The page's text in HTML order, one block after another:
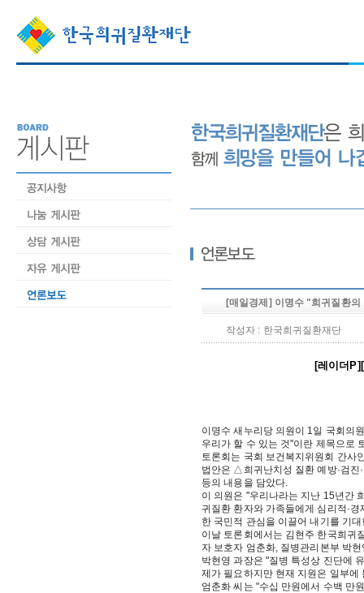
[매일경제] 이명수 "희귀질환
작성자 : 한국희귀질환재단
[레이더
이명수 새누리당 의원이 1일 국회의
우리가 할 수 있는 것''이란 제목으로
토론회는 국회 보건복지위원회 간사
법안은 △희귀난치성 질환 예방·검
등의 내용을 담았다.
이 의원은 "우리나라는 지난 15년간
귀질환 환자와 가족들에게 심리적·
한 국민적 관심을 이끌어 내기를 기
이날 토론회에서는 김현주 한국희귀
자 보호자 엄춘화, 질병관리본부 박
박현영 과장은 "질병 특성상 진단에
제가 필요하지만 현재 지원은 일부
엄춘화 씨는 "수십 만원에서 수백 만